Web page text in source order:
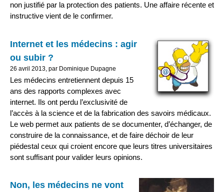
non justifié par la protection des patients. Une affaire récente et
instructive vient de le confirmer.
Internet et les médecins : agir
ou subir ?
26 avril 2013, par Dominique Dupagne
Les médecins entretiennent depuis 15
ans des rapports complexes avec
internet. Ils ont perdu l’exclusivité de
l’accès à la science et de la fabrication des savoirs médicaux.
Le web permet aux patients de se documenter, d’échanger, de
construire de la connaissance, et de faire déchoir de leur
piédestal ceux qui croient encore que leurs titres universitaires
sont suffisant pour valider leurs opinions.
Non, les médecins ne vont